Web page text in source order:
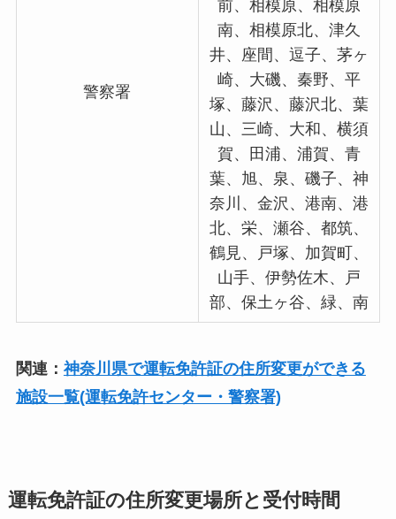
警察署
前、相模原、相模原
南、相模原北、津久
井、座間、逗子、茅ヶ
崎、大磯、秦野、平
塚、藤沢、藤沢北、葉
山、三崎、大和、横須
賀、田浦、浦賀、青
葉、旭、泉、磯子、神
奈川、金沢、港南、港
北、栄、瀬谷、都筑、
鶴見、戸塚、加賀町、
山手、伊勢佐木、戸
部、保土ヶ谷、緑、南
関連： 神奈川県で運転免許証の住所変更ができる
施設一覧(運転免許センター・警察署)
運転免許証の住所変更場所と受付時間